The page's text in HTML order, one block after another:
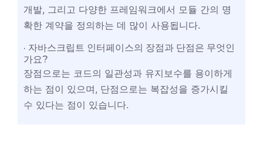
개발, 그리고 다양한 프레임워크에서 모듈 간의 명
확한 계약을 정의하는 데 많이 사용됩니다.
자바스크립트 인터페이스의 장점과 단점은 무엇인
가요?
장점으로는 코드의 일관성과 유지보수를 용이하게
하는 점이 있으며, 단점으로는 복잡성을 증가시킬
수 있다는 점이 있습니다.